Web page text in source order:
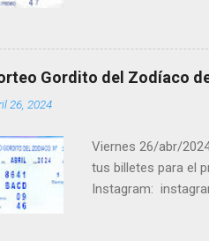
millonarias y de
Felicidades a todos
próximo sorteo,
Gordito del Zodíaco
26, 2024
Viernes 26/abr/
tus billetes para el
Instagram:
millonarias y de